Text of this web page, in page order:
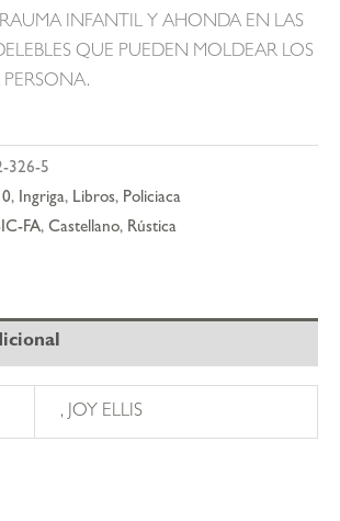
INFANTIL Y AHONDA EN LAS
QUE PUEDEN MOLDEAR LOS
326-5
0, Ingriga, Libros, Policiaca
FA, Castellano, Rústica
, JOY ELLIS